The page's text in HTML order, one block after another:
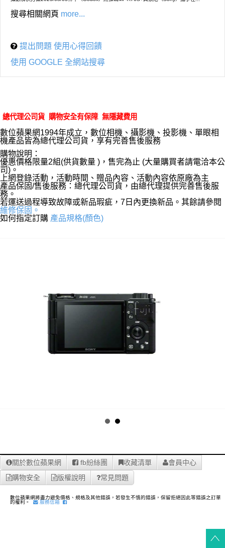
搜尋相關網頁 more...
提出問題 使用心得回饋
使用 GOOGLE 全網站搜尋
總代理公司貨 購物安全有保障 無隱藏費用
數位蘋果網1994年成立，數位相機、攝影機、投影機、單眼相
機產品皆為總代理公司貨，享有完善售後服務
購物說明：
優惠價格限量2組(供貨數量 )，售完為止 (大量購買者請電洽本公
司)。
上網登錄活動，活動時間、贈品內容、活動內容依原廠為主
產品保固/售後服務：總代理公司貨，由總代理提供完善售後服
務。
若運送過程導致故障或新品瑕疵，7日內更換新品。其餘請參閱
維修保固。
如何指定訂購 產品規格(顏色)
關於數位蘋果網 fb紛絲團 收藏清單
會員中心
購物安全
版權說明 常見問題
數位蘋果網將盡力避免價格、規格及其他錯誤，若發生不慎的錯誤，保留拒絕因此等錯誤之訂單
的權利。
服務信箱